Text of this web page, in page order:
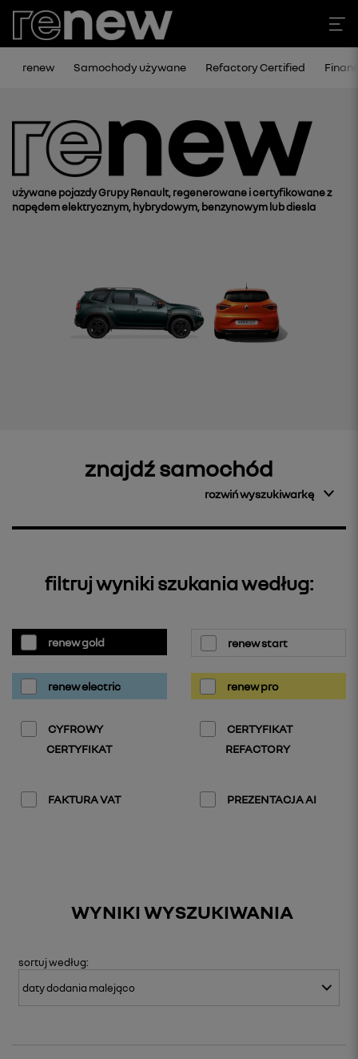
renew Samochody używane Refactory Certified
używane pojazdy Grupy Renault, regenerowane i certyfikowane z
napędem elektrycznym, hybrydowym, benzynowym lub diesla
znajdź samochód
rozwiń wyszukiwarkę
filtruj wyniki szukania według:
renew gold renew start
renew electric renew pro
CYFROWY
CERTYFIKAT
CERTYFIKAT
REFACTORY
FAKTURA VAT PREZENTACJA AI
WYNIKI WYSZUKIWANIA
sortujwedług: